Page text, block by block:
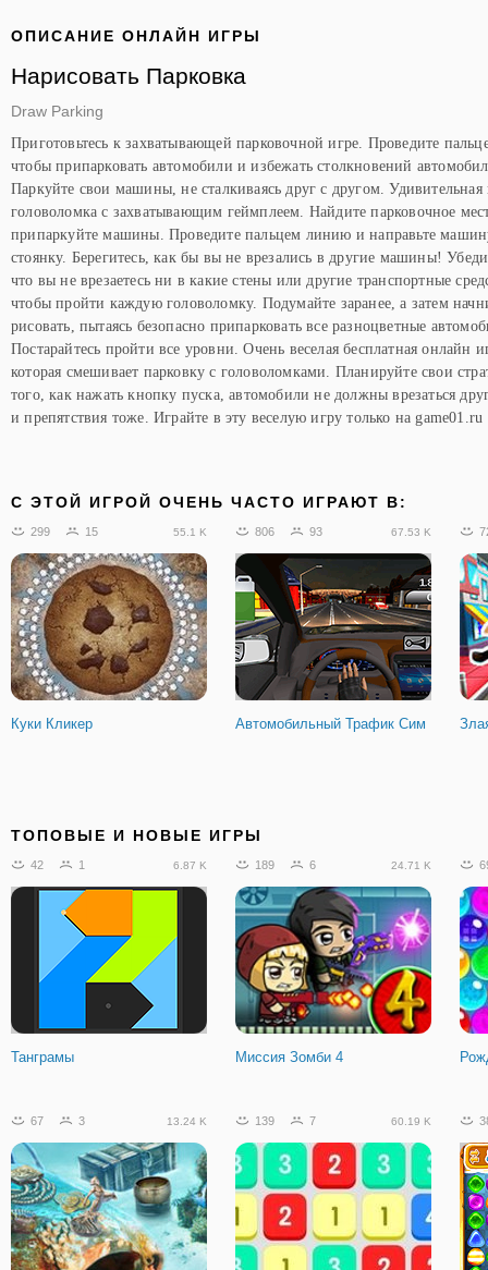
ОПИСАНИЕ ОНЛАЙН ИГРЫ
Нарисовать Парковка
Draw Parking
Приготовьтесь к захватывающей парковочной игре. Проведите
чтобы припарковать автомобили и избежать столкновений
Паркуйте свои машины, не сталкиваясь друг с другом. Удивительная
головоломка с захватывающим геймплеем. Найдите парковочное
припаркуйте машины. Проведите пальцем линию и направьте
стоянку. Берегитесь, как бы вы не врезались в другие машины!
что вы не врезаетесь ни в какие стены или другие транспортные
чтобы пройти каждую головоломку. Подумайте заранее, а затем
рисовать, пытаясь безопасно припарковать все разноцветные
Постарайтесь пройти все уровни. Очень веселая бесплатная онлайн
которая смешивает парковку с головоломками. Планируйте свои
того, как нажать кнопку пуска, автомобили не должны врезаться
и препятствия тоже. Играйте в эту веселую игру только на game01.ru
C ЭТОЙ ИГРОЙ ОЧЕНЬ ЧАСТО ИГРАЮТ В:
299 15 55.1 K
Куки Кликер
806 93 67.53 K
Автомобильный Трафик Сим
ТОПОВЫЕ И НОВЫЕ ИГРЫ
42 1 6.87 K
Танграмы
189 6 24.71 K
Миссия Зомби 4
67 3 13.24 K 139 7 60.19 K